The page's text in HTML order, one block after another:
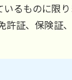
るものに限り
許証、保険証